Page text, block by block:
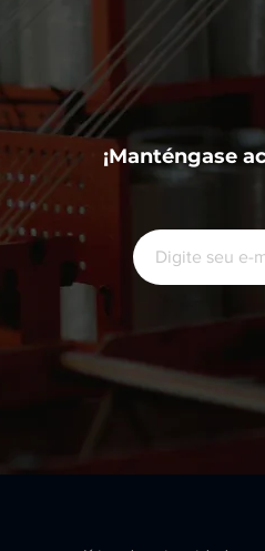
¡Manténgase